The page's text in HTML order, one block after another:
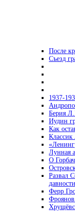
После
Съезд
1937-
Берия
Иудин
Как
Лунная
О
Развал
давности
Ферр